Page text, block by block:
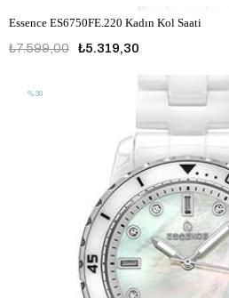
Essence ES6750FE.220 Kadın Kol Saati
₺5.319,30
₺7.599,00
%30